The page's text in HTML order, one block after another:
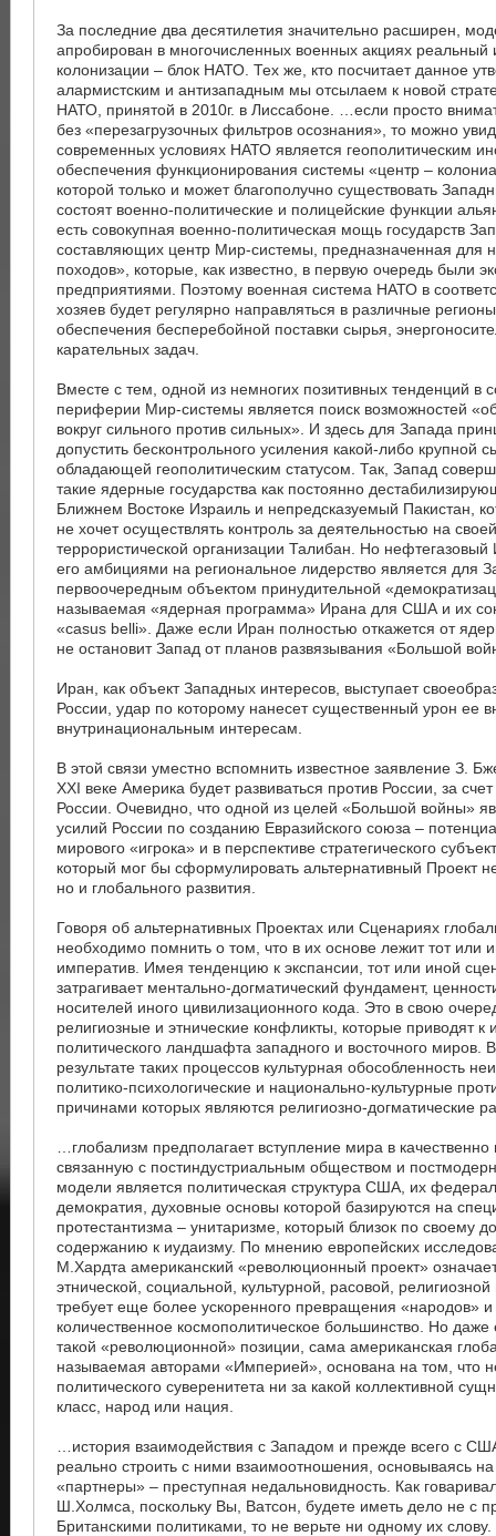
За последние два десятилетия значительно расширен,
апробирован в многочисленных военных акциях реальный
колонизации – блок НАТО. Тех же, кто посчитает данное
алармистским и антизападным мы отсылаем к новой
НАТО, принятой в 2010г. в Лиссабоне. …если просто
без «перезагрузочных фильтров осознания», то можно
современных условиях НАТО является геополитическим
обеспечения функционирования системы «центр –
которой только и может благополучно существовать
состоят военно-политические и полицейские функции
есть совокупная военно-политическая мощь государств
составляющих центр Мир-системы, предназначенная для
походов», которые, как известно, в первую очередь были
предприятиями. Поэтому военная система НАТО в
хозяев будет регулярно направляться в различные
обеспечения бесперебойной поставки сырья,
карательных задач.
Вместе с тем, одной из немногих позитивных тенденций в
периферии Мир-системы является поиск возможностей
вокруг сильного против сильных». И здесь для Запада
допустить бесконтрольного усиления какой-либо крупной
обладающей геополитическим статусом. Так, Запад
такие ядерные государства как постоянно
Ближнем Востоке Израиль и непредсказуемый Пакистан,
не хочет осуществлять контроль за деятельностью на
террористической организации Талибан. Но
его амбициями на региональное лидерство является для
первоочередным объектом принудительной
называемая «ядерная программа» Ирана для США и их
«casus belli». Даже если Иран полностью откажется от
не остановит Запад от планов развязывания «Большой
Иран, как объект Западных интересов, выступает
России, удар по которому нанесет существенный урон ее
внутринациональным интересам.
В этой связи уместно вспомнить известное заявление З.
XXI веке Америка будет развиваться против России, за
России. Очевидно, что одной из целей «Большой войны»
усилий России по созданию Евразийского союза –
мирового «игрока» и в перспективе стратегического
который мог бы сформулировать альтернативный Проект
но и глобального развития.
Говоря об альтернативных Проектах или Сценариях
необходимо помнить о том, что в их основе лежит тот или
императив. Имея тенденцию к экспансии, тот или иной
затрагивает ментально-догматический фундамент,
носителей иного цивилизационного кода. Это в свою
религиозные и этнические конфликты, которые приводят к
политического ландшафта западного и восточного миров.
результате таких процессов культурная обособленность
политико-психологические и национально-культурные
причинами которых являются религиозно-догматические
…глобализм предполагает вступление мира в
связанную с постиндустриальным обществом и
модели является политическая структура США, их
демократия, духовные основы которой базируются на
протестантизма – унитаризме, который близок по своему
содержанию к иудаизму. По мнению европейских
М.Хардта американский «революционный проект»
этнической, социальной, культурной, расовой,
требует еще более ускоренного превращения «народов»
количественное космополитическое большинство. Но даже
такой «революционной» позиции, сама американская
называемая авторами «Империей», основана на том, что
политического суверенитета ни за какой коллективной
класс, народ или нация.
…история взаимодействия с Западом и прежде всего с
реально строить с ними взаимоотношения, основываясь
«партнеры» – преступная недальновидность. Как
Ш.Холмса, поскольку Вы, Ватсон, будете иметь дело не с
Британскими политиками, то не верьте ни одному их слову.